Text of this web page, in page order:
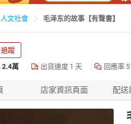
人文社會 毛泽东的故事【有聲書】
追蹤
2.4萬 出貨速度 1 天 回應率
店家資訊頁面 配送